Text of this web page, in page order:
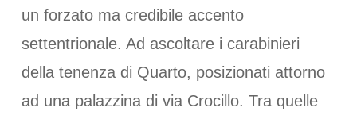
un forzato ma credibile accento
settentrionale. Ad ascoltare i carabinieri
della tenenza di Quarto, posizionati attorno
ad una palazzina di via Crocillo. Tra quelle